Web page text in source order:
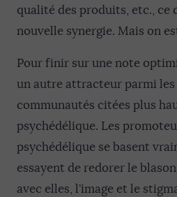
qualité des produits, etc., ce
nouvelle synergie. Mais on
Pour finir sur une note
un autre attracteur parmi
communautés citées plus
psychédélique. Les
psychédélique se basent
essayent de redorer le
avec elles, l’image et le